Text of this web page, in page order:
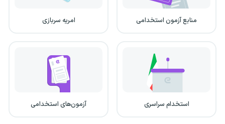
منابع آزمون استخدامی امریه سربازی
استخدام سراسری آزمون‌های استخدامی